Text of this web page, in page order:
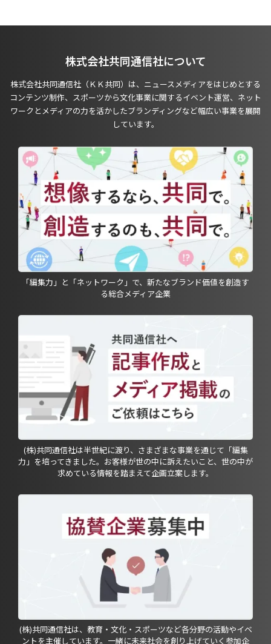
株式会社共同通信社について
株式会社共同通信社（ＫＫ共同）は、ニュースメディアをはじめとする
コンテンツ制作、スポーツから文化事業に関するイベント運営、ネット
ワークとメディアの力を活かしたブランディングなど幅広い事業を展開
しています。
「編集力」と「ネットワーク」で、新たなブランド価値を創造す
る総合メディア企業
(株)共同通信社は半世紀に渡り、さまざまな事業を通じて「編集
力」を培ってきました。お客様が世の中に訴えたいこと、世の中が
求めている情報を踏まえて企画立案します。
(株)共同通信社は、教育・文化・スポーツなど各分野の活動やイベ
ントを主催しています。一緒に未来社会を創り上げていく参加企